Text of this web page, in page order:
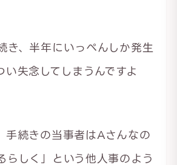
き、半年にいっぺんしか発生
い失念してしまうんですよ
手続きの当事者はAさんなの
らしく」という他人事のよう